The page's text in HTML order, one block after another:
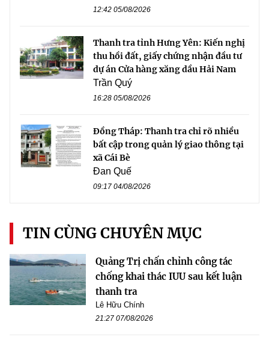
12:42 05/08/2026
Thanh tra tỉnh Hưng Yên: Kiến nghị
thu hồi đất, giấy chứng nhận đầu tư
dự án Cửa hàng xăng dầu Hải Nam
Trần Quý
16:28 05/08/2026
Đồng Tháp: Thanh tra chỉ rõ nhiều
bất cập trong quản lý giao thông tại
xã Cái Bè
Đan Quế
09:17 04/08/2026
TIN CÙNG CHUYÊN MỤC
Quảng Trị chấn chỉnh công tác
chống khai thác IUU sau kết luận
thanh tra
Lê Hữu Chính
21:27 07/08/2026